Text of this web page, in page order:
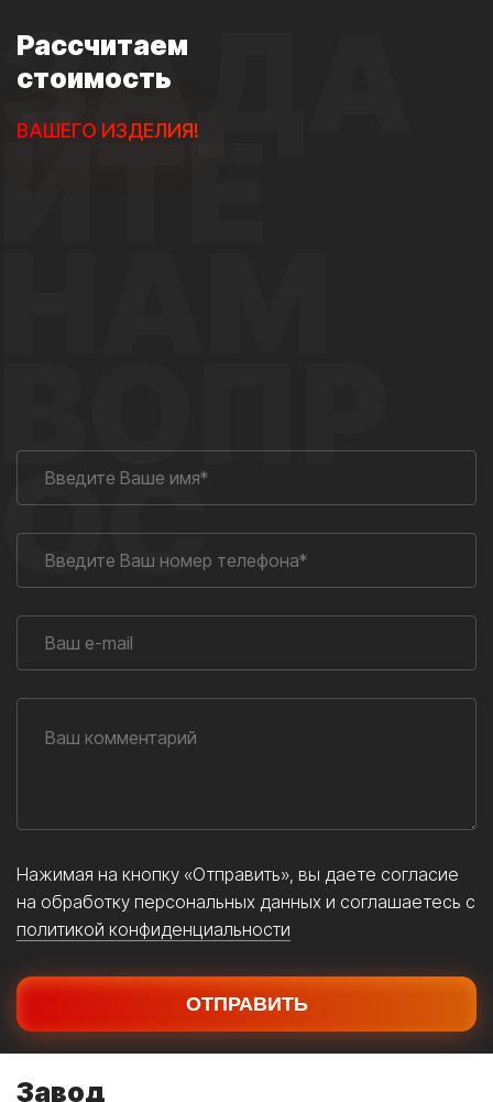
ЗАДА
ЙТЕ
ВОПР
ОС
Рассчитаем
стоимость
ВАШЕГО ИЗДЕЛИЯ!
Нажимая на кнопку «Отправить», вы даете согласие
на обработку персональных данных и соглашаетесь c
политикой конфиденциальности
Завод